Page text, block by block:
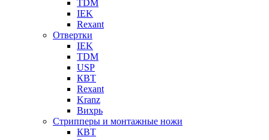
TDM
IEK
Rexant
Отвертки
IEK
TDM
USP
КВТ
Rexant
Kranz
Вихрь
Стрипперы и монтажные ножи
КВТ